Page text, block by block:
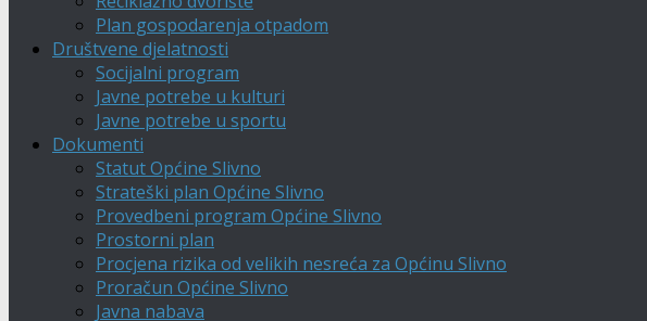
Plan gospodarenja otpadom
Društvene djelatnosti
Socijalni program
Javne potrebe u kulturi
Javne potrebe u sportu
Dokumenti
Statut Općine Slivno
Strateški plan Općine Slivno
Provedbeni program Općine Slivno
Prostorni plan
Procjena rizika od velikih nesreća za Općinu Slivno
Proračun Općine Slivno
Javna nabava